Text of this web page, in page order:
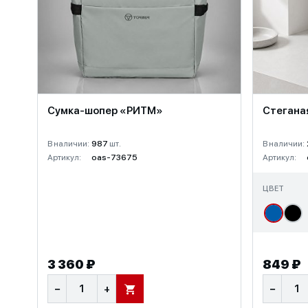
Сумка-шопер «РИТМ»
В наличии: 987 шт.
Артикул:
oas-73675
3 360 ₽
− + В КОРЗИНУ
В наличии:
Артикул:
ЦВЕТ
849 ₽
−